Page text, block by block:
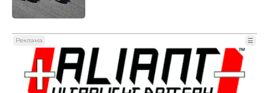
Реклама ☰